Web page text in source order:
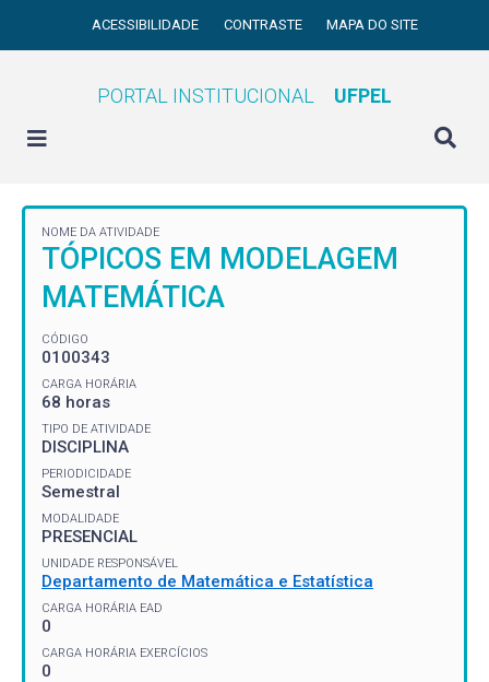
ACESSIBILIDADE CONTRASTE MAPA DO SITE
PORTAL INSTITUCIONAL UFPEL
NOME DA ATIVIDADE
TÓPICOS EM MODELAGEM
MATEMÁTICA
CÓDIGO
0100343
CARGA HORÁRIA
68 horas
TIPO DE ATIVIDADE
DISCIPLINA
PERIODICIDADE
Semestral
MODALIDADE
PRESENCIAL
UNIDADE RESPONSÁVEL
Departamento de Matemática e Estatística
CARGA HORÁRIA EAD
0
CARGA HORÁRIA EXERCÍCIOS
0